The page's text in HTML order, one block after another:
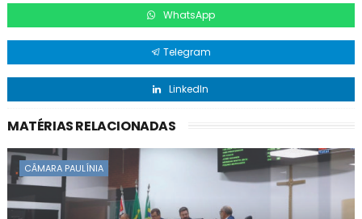
WhatsApp
Telegram
LinkedIn
MATÉRIAS RELACIONADAS
CÂMARA PAULÍNIA